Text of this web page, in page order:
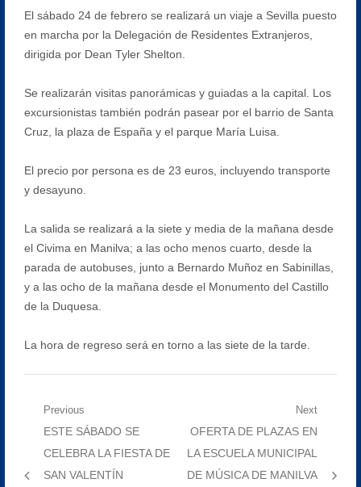
El sábado 24 de febrero se realizará un viaje a Sevilla puesto
en marcha por la Delegación de Residentes Extranjeros,
dirigida por Dean Tyler Shelton.
Se realizarán visitas panorámicas y guiadas a la capital. Los
excursionistas también podrán pasear por el barrio de Santa
Cruz, la plaza de España y el parque María Luisa.
El precio por persona es de 23 euros, incluyendo transporte
y desayuno.
La salida se realizará a la siete y media de la mañana desde
el Civima en Manilva; a las ocho menos cuarto, desde la
parada de autobuses, junto a Bernardo Muñoz en Sabinillas,
y a las ocho de la mañana desde el Monumento del Castillo
de la Duquesa.
La hora de regreso será en torno a las siete de la tarde.
Navegación
entradas
Previous
Previous
post:
ESTE SÁBADO SE
CELEBRA LA FIESTA DE
SAN VALENTÍN
Next
Next
post:
OFERTA DE PLAZAS EN
LA ESCUELA MUNICIPAL
DE MÚSICA DE MANILVA